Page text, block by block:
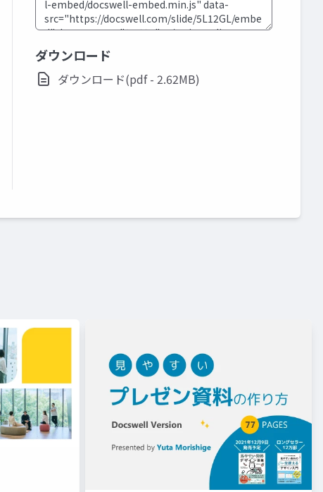
ダウンロード
ダウンロード(pdf - 2.62MB)